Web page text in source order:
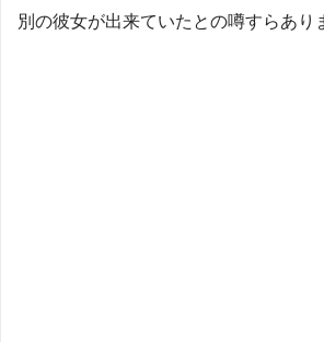
別の彼女が出来ていたとの噂すらあり